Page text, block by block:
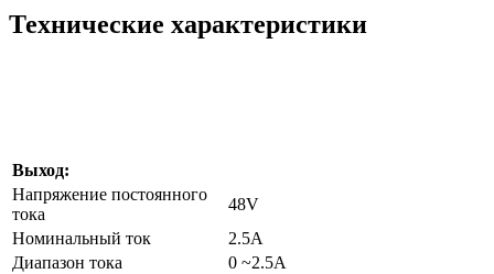
Технические характеристики
Выход:
Напряжение постоянного
тока
48V
Номинальный ток
2.5A
Диапазон тока
0 ~2.5A